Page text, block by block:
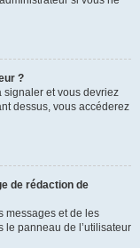
?
signaler et vous devriez
dessus, vous accéderez
de rédaction de
messages et de les
le panneau de l’utilisateur